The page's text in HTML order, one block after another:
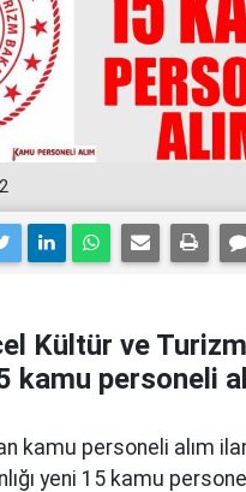
Kültür ve Turizm
kamu personeli
kamu personeli alım
yeni 15 kamu